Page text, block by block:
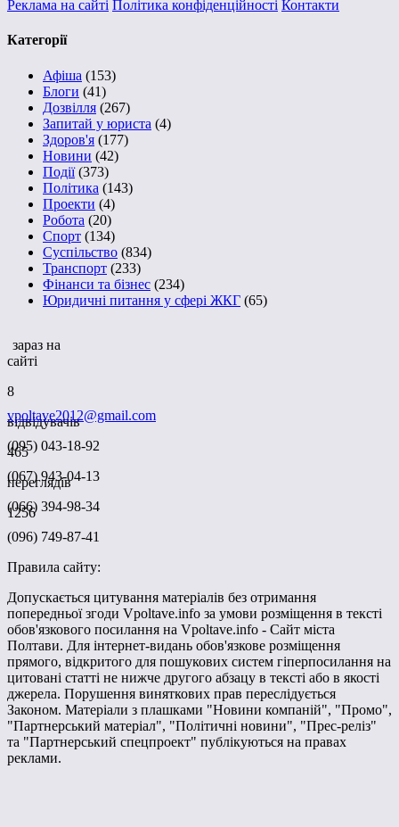
Реклама на сайті Політика конфіденційності Контакти
Категорії
Афіша (153)
Блоги (41)
Дозвілля (267)
Запитай у юриста (4)
Здоров'я (177)
Новини (42)
Події(373)
Політика (143)
Проекти (4)
Робота (20)
Спорт (134)
Суспільство (834)
Транспорт (233)
Фінанси та бізнес (234)
Юридичні питання у сфері ЖКГ (65)
зараз на
сайті
8
відвідувачів
465
переглядів
1256
vpoltave2012@gmail.com
(095) 043-18-92
(067) 943-04-13
(066) 394-98-34
(096) 749-87-41
Правила сайту:
Допускається цитування матеріалів без отримання
попередньої згоди Vpoltave.info за умови розміщення в тексті
обов'язкового посилання на Vpoltave.info - Сайт міста
Полтави. Для інтернет-видань обов'язкове розміщення
прямого, відкритого для пошукових систем гіперпосилання на
цитовані статті не нижче другого абзацу в тексті або в якості
джерела. Порушення виняткових прав переслідується
Законом. Матеріали з плашками "Новини компаній", "Промо",
"Партнерський матеріал", "Політичні новини", "Прес-реліз"
та "Партнерський спецпроект" публікуються на правах
реклами.